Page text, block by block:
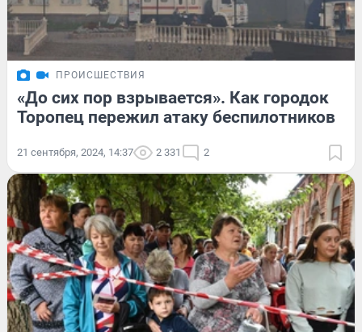
ПРОИСШЕСТВИЯ
«До сих пор взрывается». Как городок
Торопец пережил атаку беспилотников
21 сентября, 2024, 14:37 2 331 2